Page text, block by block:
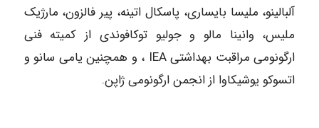
آلبالینو، ملیسا بایساری، پاسکال اتینه، پیر فالزون، مارژیک
ملیس، وانینا مالو و جولیو توکافوندی از کمیته فنی
ارگونومی مراقبت بهداشتی IEA ، و همچنین یامی سانو و
اتسوکو یوشیکاوا از انجمن ارگونومی ژاپن.